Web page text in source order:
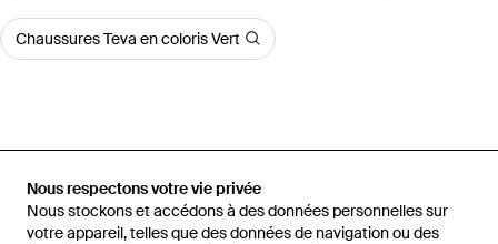
Nous respectons votre vie privée
Nous stockons et accédons à des données personnelles sur
votre appareil, telles que des données de navigation ou des
Chaussures Teva en coloris Vert
claquettes et tongs Teva
Sandales Plates 1004006Tv